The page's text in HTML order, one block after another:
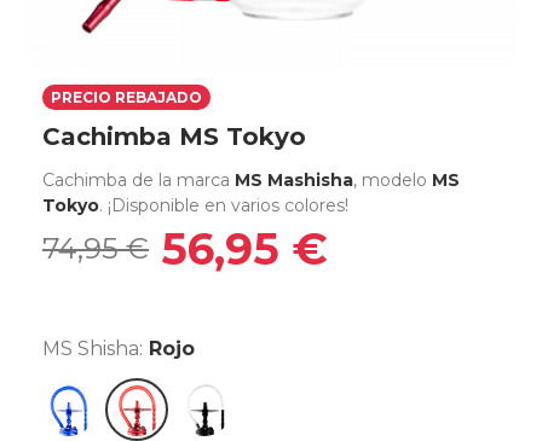
PRECIO REBAJADO
Cachimba MS Tokyo
Cachimba de la marca MS Mashisha, modelo MS
Tokyo. ¡Disponible en varios colores!
74,95 € 56,95 €
MS Shisha: Rojo
Azul Rojo Negro